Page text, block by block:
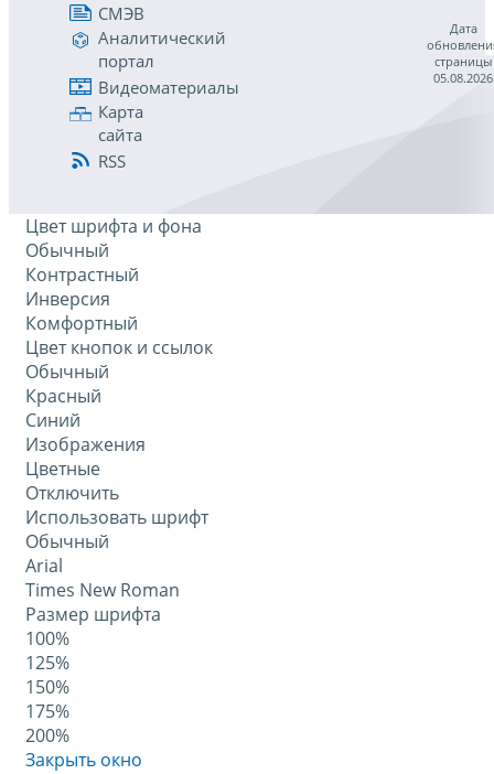
СМЭВ
Аналитический
портал
Видеоматериалы
Карта
сайта
RSS
Дата
страницы
05.08.2026
Цвет шрифта и фона
Обычный
Контрастный
Инверсия
Комфортный
Цвет кнопок и ссылок
Обычный
Красный
Синий
Изображения
Цветные
Отключить
Использовать шрифт
Обычный
Arial
Times New Roman
Размер шрифта
100%
125%
150%
175%
200%
Закрыть окно